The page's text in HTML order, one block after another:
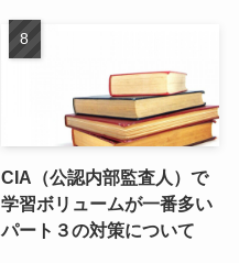
CIA（公認内部監査人）で
学習ボリュームが一番多い
パート３の対策について